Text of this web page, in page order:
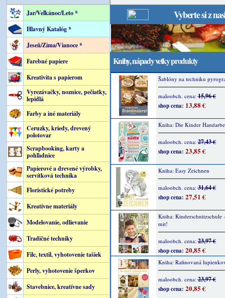
Jar/Veľkánoc/Leto *
Hlavný Katalóg *
Jeseň/Zima/Vianoce *
Farebné papiere
Kreativita s papierom
Vyrezávačky, noznice, pečiatky,
lepidlá
Farby a iné materiály
Ceruzky, kriedy, drevený
polotovar
Scrapbooking, karty a
pohľadnice
Papierové a drevené výrobky,
servítková technika
Floristické potreby
Kreatívne materiály
Modelovanie, odlievanie
Tradičné techniky
Filc, textil, vyhotovenie tašiek
Perly, vyhotovenie šperkov
Stavebnice, kreatívne sady
Vyberte si z
Knihy, nápady vetky produkty
Šablóny na techniku
maloobch. cena:15,96 €
shop cena: 13,88 €
Kniha: Die Kinder
maloobch. cena:27,43 €
shop cena: 23,85 €
Kniha: Easy Zeichnen
maloobch. cena:31,64 €
shop cena: 27,51 €
Kniha: Kinderschnitzschule
mit!
maloobch. cena:23,97 €
shop cena: 20,85 €
Kniha: Rafinovaná
maloobch. cena:23,97 €
shop cena: 20,85 €